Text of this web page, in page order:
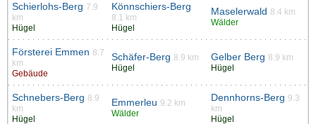
Schierlohs-Berg 7.9
km
Hügel
Könnschiers-Berg
8.1 km
Hügel
Maselerwald 8.4 km
Wälder
Försterei Emmen 8.7
km
Gebäude
Schäfer-Berg 8.9 km
Hügel
Gelber Berg 8.9 km
Hügel
Schnebers-Berg 8.9
km
Hügel
Emmerleu 9.2 km
Wälder
Dennhorns-Berg 9.3
km
Hügel